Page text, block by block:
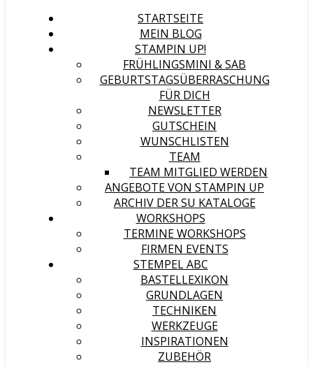
STARTSEITE
MEIN BLOG
STAMPIN UP!
FRÜHLINGSMINI & SAB
GEBURTSTAGSÜBERRASCHUNG
FÜR DICH
NEWSLETTER
GUTSCHEIN
WUNSCHLISTEN
TEAM
TEAM MITGLIED WERDEN
ANGEBOTE VON STAMPIN UP
ARCHIV DER SU KATALOGE
WORKSHOPS
TERMINE WORKSHOPS
FIRMEN EVENTS
STEMPEL ABC
BASTELLEXIKON
GRUNDLAGEN
TECHNIKEN
WERKZEUGE
INSPIRATIONEN
ZUBEHÖR